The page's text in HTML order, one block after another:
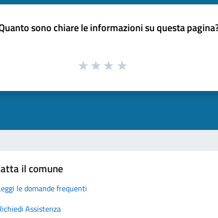
sono chiare le informazioni su questa
il comune
le domande frequenti
Assistenza